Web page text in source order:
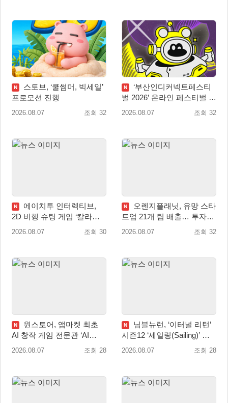
N
스토브, ‘쿨썸머, 빅세일’
프로모션 진행
2026.08.07 조회 32
N
‘부산인디커넥트페스티
벌 2026’ 온라인 페스티벌 개
막
2026.08.07 조회 32
N
에이치투 인터렉티브,
2D 비행 슈팅 게임 ‘칼라드
리우스2/다크 엘레멘트’ 올
2026.08.07 조회 30
N
오렌지플래닛, 유망 스타
트업 21개 팀 배출… 투자유
치∙매출성장 성과 눈길
2026.08.07 조회 32
N
원스토어, 앱마켓 최초
AI 창작 게임 전문관 ‘AI
Games’ 오픈
2026.08.07 조회 28
N
님블뉴런, ‘이터널 리턴’
시즌12 ‘세일링(Sailing)’ 프
리시즌 시작
2026.08.07 조회 28